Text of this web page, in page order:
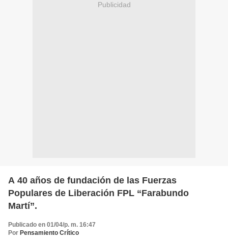
Publicidad
A 40 años de fundación de las Fuerzas
Populares de Liberación FPL “Farabundo
Martí”.
Publicado en 01/04/p. m. 16:47
Por Pensamiento Crítico